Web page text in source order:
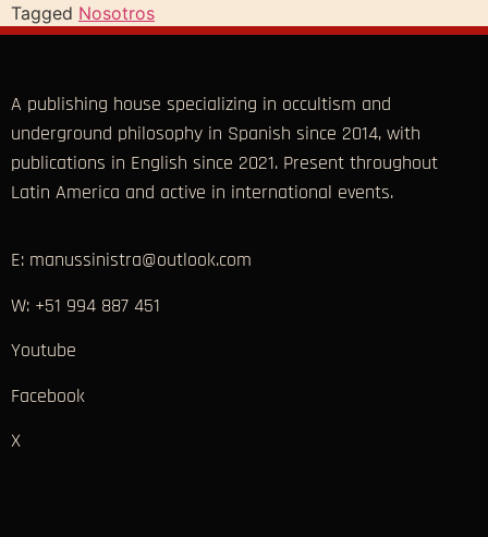
Tagged Nosotros
A publishing house specializing in occultism and
underground philosophy in Spanish since 2014, with
publications in English since 2021. Present throughout
Latin America and active in international events.
E: manussinistra@outlook.com
W: +51 994 887 451
Youtube
Facebook
X